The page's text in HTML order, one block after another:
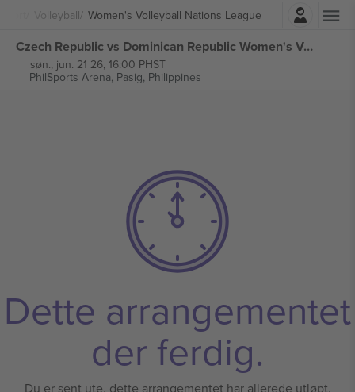
Volleyball Women's Volleyball Nations League
Logg Inn
Czech Republic vs Dominican Republic Women's Volleyball Nations League billetter
søn., jun. 21 26, 16:00 PHST
PhilSports Arena, Pasig, Philippines
Dette arrangementet
der ferdig.
Du er sent ute, dette arrangementet har allerede utløpt.